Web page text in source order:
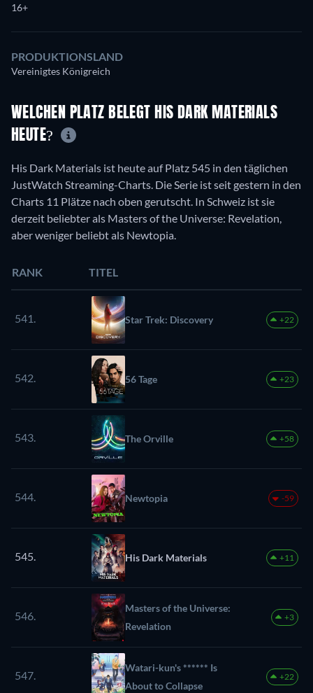
16+
PRODUKTIONSLAND
Vereinigtes Königreich
WELCHEN PLATZ BELEGT HIS DARK MATERIALS
HEUTE?
His Dark Materials ist heute auf Platz 545 in den täglichen
JustWatch Streaming-Charts. Die Serie ist seit gestern in den
Charts 11 Plätze nach oben gerutscht. In Schweiz ist sie
derzeit beliebter als Masters of the Universe: Revelation,
aber weniger beliebt als Newtopia.
RANK TITEL
541. Star Trek: Discovery +22
542. 56 Tage +23
543. The Orville +58
544. Newtopia -59
545. His Dark Materials +11
546.
Masters of the Universe:
Revelation
+3
547.
Watari-kun's ****** Is
About to Collapse
+22